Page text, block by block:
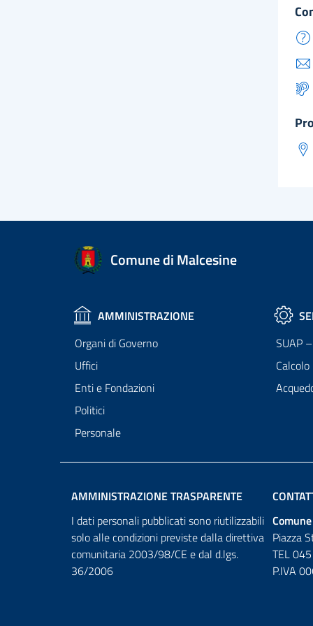
Comune di Malcesine
AMMINISTRAZIONE
Organi di Governo
Uffici
Enti e Fondazioni
Politici
Personale
SUAP
AMMINISTRAZIONE TRASPARENTE
I dati personali pubblicati sono riutilizzabili
solo alle condizioni previste dalla direttiva
comunitaria 2003/98/CE e dal d.lgs.
36/2006
Piazza
TEL
P.IVA